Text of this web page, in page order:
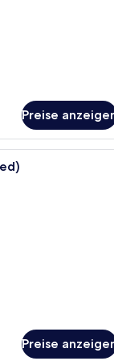
Preise
Hotelzimmer
Preise